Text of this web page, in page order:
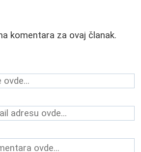
komentara za ovaj članak.